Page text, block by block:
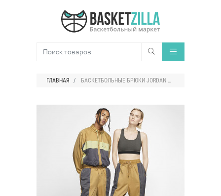
ГЛАВНАЯ БАСКЕТБОЛЬНЫЕ БРЮКИ JORDAN WINGS FLIGHT SUIT